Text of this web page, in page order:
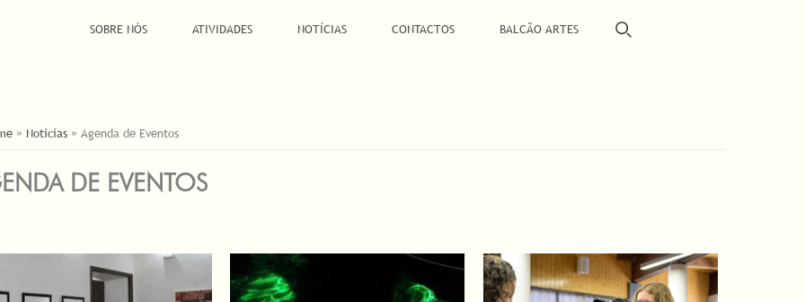
SOBRE NÓS ATIVIDADES NOTÍCIAS CONTACTOS BALCÃO ARTES
AQUI
» Notícias » Agenda de Eventos
DE EVENTOS